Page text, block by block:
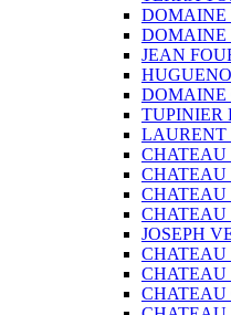
DOMAINE
DOMAINE
JEAN
DOMAINE
TUPINIER
CHATEAU
CHATEAU
JOSEPH
CHATEAU
CHATEAU
CHATEAU